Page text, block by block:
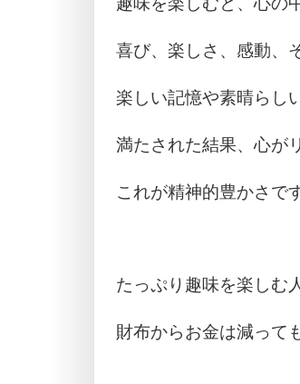
喜び、楽しさ、感動、
楽しい記憶や素晴らし
満たされた結果、心が
これが精神的豊かさで
たっぷり趣味を楽しむ
財布からお金は減って